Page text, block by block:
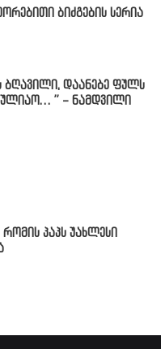
ბიძგების სერია
ბღავილი, დაანებე ფულს
” – ნამდვილი
პაპს უახლესი